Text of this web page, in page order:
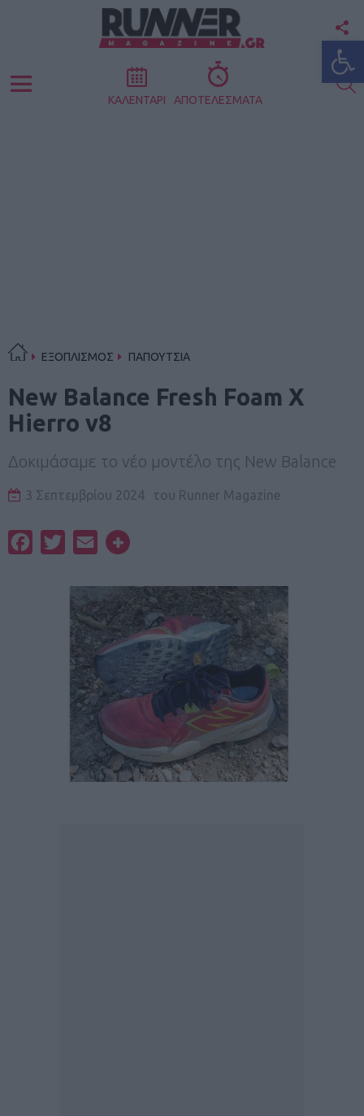
Menu ΚΑΛΕΝΤΑΡΙ ΑΠΟΤΕΛΕΣΜΑΤΑ
ΕΞΟΠΛΙΣΜΟΣ ΠΑΠΟΥΤΣΙΑ
New Balance Fresh Foam X
Hierro v8
Δοκιμάσαμε το νέο μοντέλο της New Balance
3 Σεπτεμβρίου 2024 του Runner Magazine
FacebookTwitterEmail